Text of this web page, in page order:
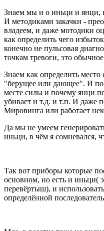
Знаем мы и о иньци и янци,
И методиками закачки -
владеем, и даже мотодики
как определить чего
конечно не пульсовая
точкам тревоги, это
Знаем как определить
"берущее или дающее". И
месте силы и почему янци
убивает и т.д. и т.п. И даже
Мировинга или работает
Да мы не умеем
иньци, в чём я сомневался,
Так вот приборы которые
основном, но есть и иньци(
перевёртыш), и
определённой